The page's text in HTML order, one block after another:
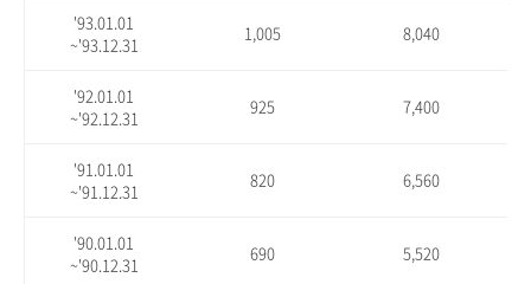
'93.01.01
~'93.12.31
1,005 8,040
'92.01.01
~'92.12.31
925 7,400
'91.01.01
~'91.12.31
820 6,560
'90.01.01
~'90.12.31
690 5,520